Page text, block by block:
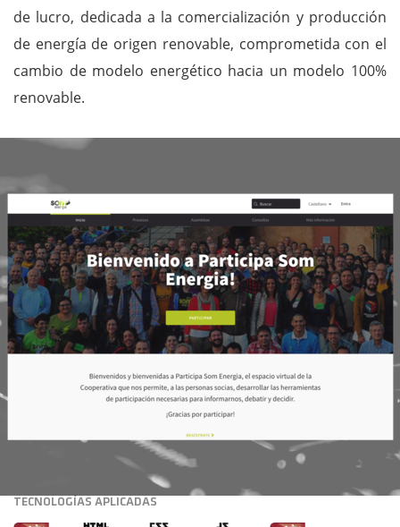
de lucro, dedicada a la comercialización y producción
de energía de origen renovable, comprometida con el
cambio de modelo energético hacia un modelo 100%
renovable.
TECNOLOGÍAS APLICADAS